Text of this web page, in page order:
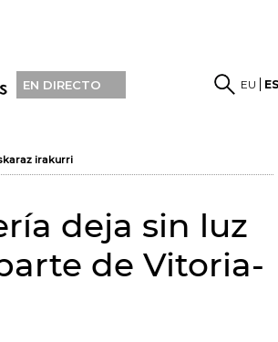
EN DIRECTO EU
irakurri
deja sin luz
de Vitoria-